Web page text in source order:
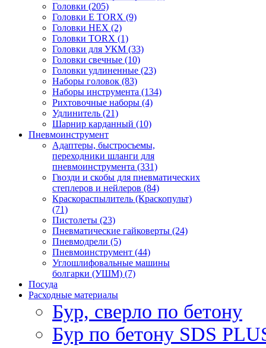
Головки (205)
Головки E TORX (9)
Головки HEX (2)
Головки TORX (1)
Головки для УКМ (33)
Головки свечные (10)
Головки удлиненные (23)
Наборы головок (83)
Наборы инструмента (134)
Рихтовочные наборы (4)
Удлинитель (21)
Шарнир карданный (10)
Пневмоинструмент
Адаптеры, быстросъемы,
переходники шланги для
пневмоинструмента (331)
Гвозди и скобы для пневматических
степлеров и нейлеров (84)
Краскораспылитель (Краскопульт)
(71)
Пистолеты (23)
Пневматические гайковерты (24)
Пневмодрели (5)
Пневмоинструмент (44)
Углошлифовальные машины
болгарки (УШМ) (7)
Посуда
Расходные материалы
Бур, сверло по бетону
Бур по бетону SDS